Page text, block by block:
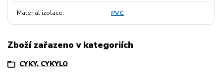
Materiál izolace PVC
Zboží zařazeno v kategoriích
CYKY, CYKYLO